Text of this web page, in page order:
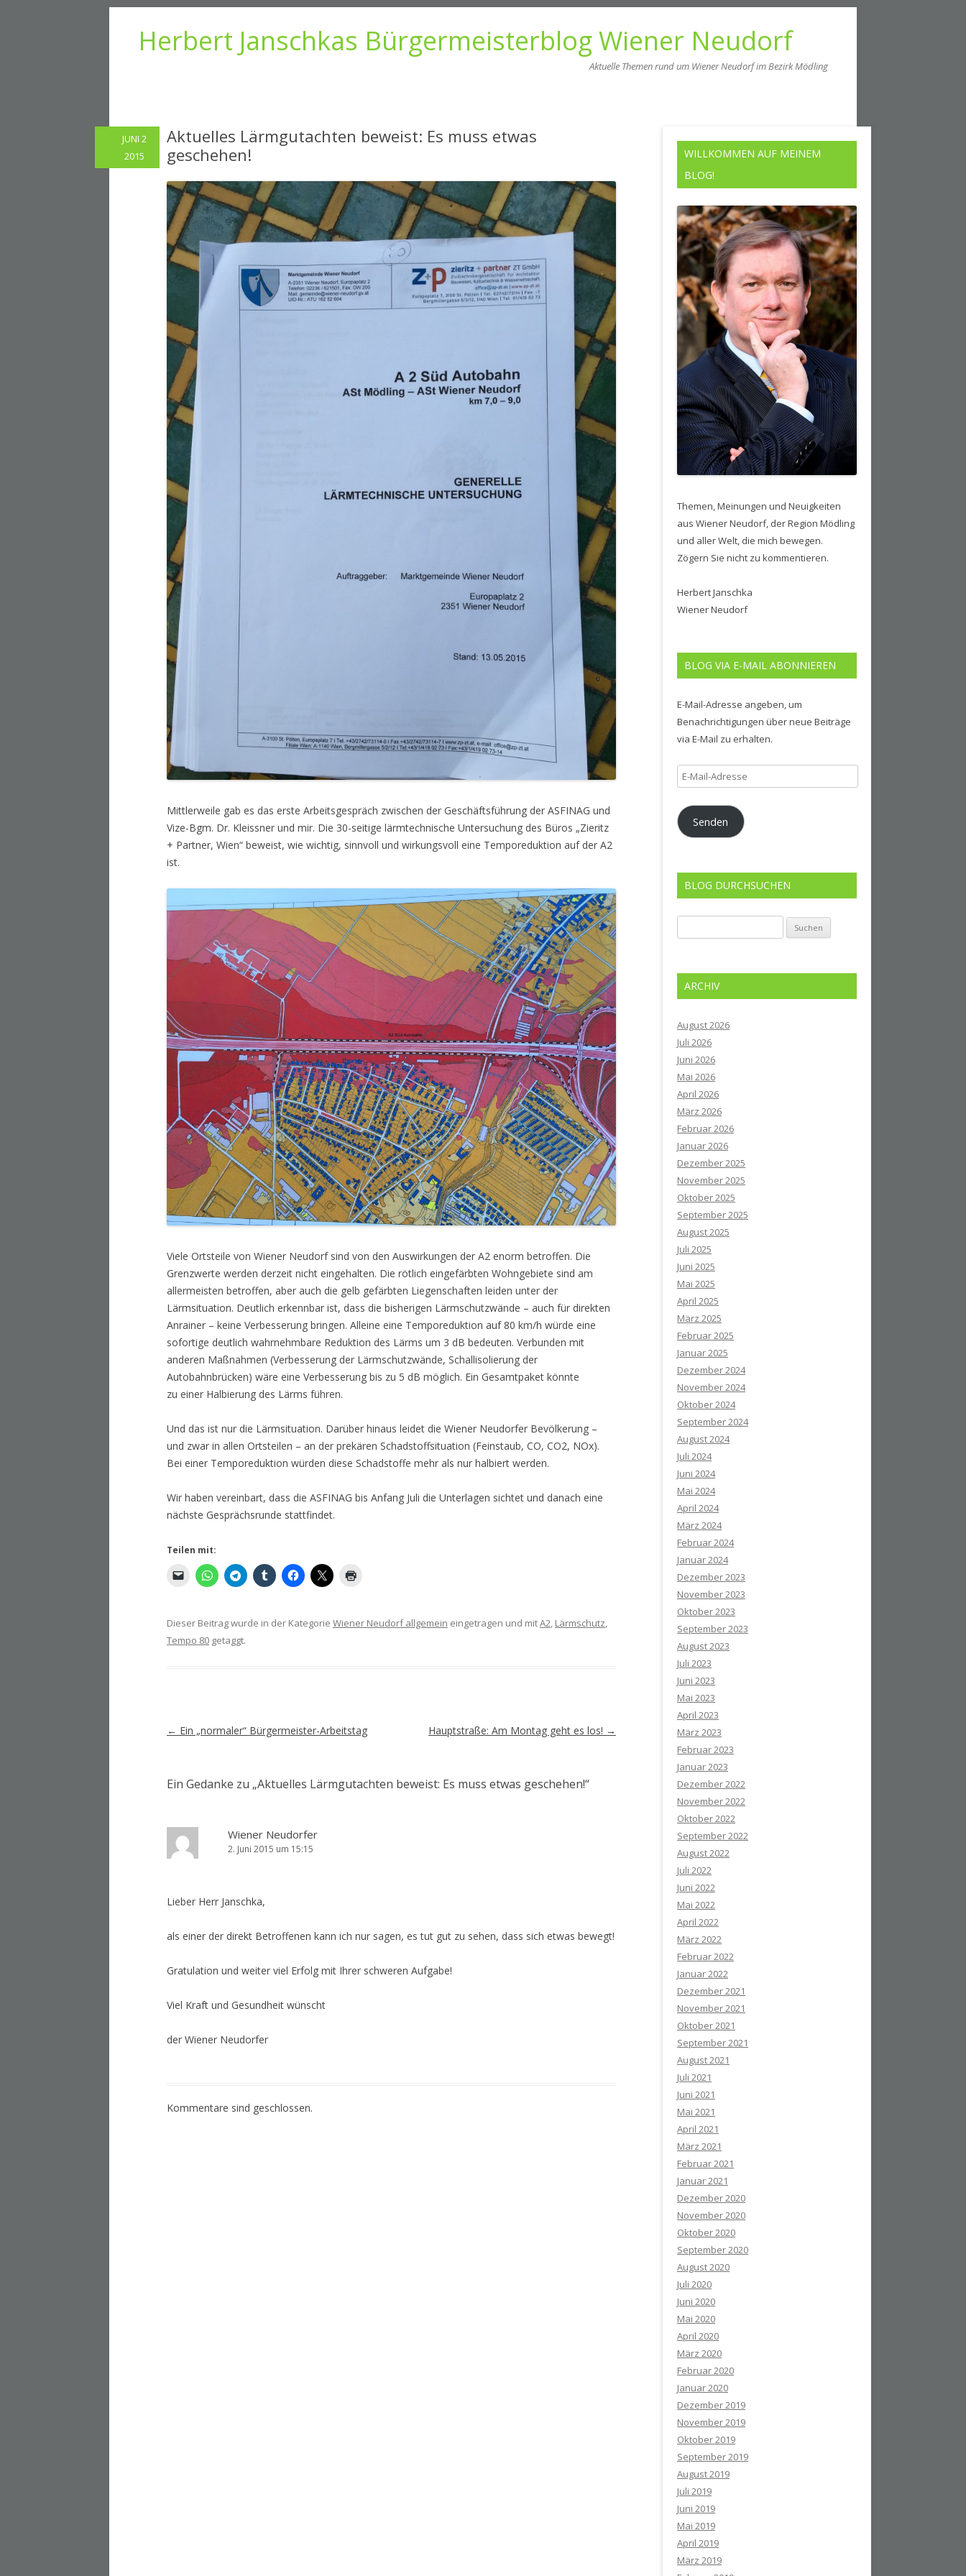
Herbert Janschkas Bürgermeisterblog Wiener Neudorf
Aktuelle Themen rund um Wiener Neudorf im Bezirk Mödling
Aktuelles Lärmgutachten beweist: Es muss etwas
geschehen!
Mittlerweile gab es das erste Arbeitsgespräch zwischen der Geschäftsführung der ASFINAG und
Vize-Bgm. Dr. Kleissner und mir. Die 30-seitige lärmtechnische Untersuchung des Büros „Zieritz
+ Partner, Wien“ beweist, wie wichtig, sinnvoll und wirkungsvoll eine Temporeduktion auf der A2
ist.
Viele Ortsteile von Wiener Neudorf sind von den Auswirkungen der A2 enorm betroffen. Die
Grenzwerte werden derzeit nicht eingehalten. Die rötlich eingefärbten Wohngebiete sind am
allermeisten betroffen, aber auch die gelb gefärbten Liegenschaften leiden unter der
Lärmsituation. Deutlich erkennbar ist, dass die bisherigen Lärmschutzwände – auch für direkten
Anrainer – keine Verbesserung bringen. Alleine eine Temporeduktion auf 80 km/h würde eine
sofortige deutlich wahrnehmbare Reduktion des Lärms um 3 dB bedeuten. Verbunden mit
anderen Maßnahmen (Verbesserung der Lärmschutzwände, Schallisolierung der
Autobahnbrücken) wäre eine Verbesserung bis zu 5 dB möglich. Ein Gesamtpaket könnte
zu einer Halbierung des Lärms führen.
Und das ist nur die Lärmsituation. Darüber hinaus leidet die Wiener Neudorfer Bevölkerung –
und zwar in allen Ortsteilen – an der prekären Schadstoffsituation (Feinstaub, CO, CO2, NOx).
Bei einer Temporeduktion würden diese Schadstoffe mehr als nur halbiert werden.
Wir haben vereinbart, dass die ASFINAG bis Anfang Juli die Unterlagen sichtet und danach eine
nächste Gesprächsrunde stattfindet.
Teilen mit:
Dieser Beitrag wurde in der Kategorie Wiener Neudorf allgemein eingetragen und mitA2, Lärmschutz,
Tempo 80 getaggt.
JUNI 2
2015
Artikel-
← Ein „normaler“ Bürgermeister-Arbeitstag Hauptstraße: Am Montag geht es los! →
Ein Gedanke zu „Aktuelles Lärmgutachten beweist: Es muss etwas geschehen!“
Wiener Neudorfer
2. Juni 2015 um 15:15
Lieber Herr Janschka,
als einer der direkt Betroffenen kann ich nur sagen, es tut gut zu sehen, dass sich etwas bewegt!
Gratulation und weiter viel Erfolg mit Ihrer schweren Aufgabe!
Viel Kraft und Gesundheit wünscht
der Wiener Neudorfer
Kommentare sind geschlossen.
WILLKOMMEN AUF MEINEM
BLOG!
Themen, Meinungen und Neuigkeiten
aus Wiener Neudorf, der Region Mödling
und aller Welt, die mich bewegen.
Zögern Sie nicht zu kommentieren.
Herbert Janschka
Wiener Neudorf
BLOG VIA E-MAIL ABONNIEREN
E-Mail-Adresse angeben, um
Benachrichtigungen über neue Beiträge
via E-Mail zu erhalten.
E-
Mail-
Adresse
Senden
BLOG DURCHSUCHEN
nach:
ARCHIV
August 2026
Juli 2026
Juni 2026
Mai 2026
April 2026
März 2026
Februar 2026
Januar 2026
Dezember 2025
November 2025
Oktober 2025
September 2025
August 2025
Juli 2025
Juni 2025
Mai 2025
April 2025
März 2025
Februar 2025
Januar 2025
Dezember 2024
November 2024
Oktober 2024
September 2024
August 2024
Juli 2024
Juni 2024
Mai 2024
April 2024
März 2024
Februar 2024
Januar 2024
Dezember 2023
November 2023
Oktober 2023
September 2023
August 2023
Juli 2023
Juni 2023
Mai 2023
April 2023
März 2023
Februar 2023
Januar 2023
Dezember 2022
November 2022
Oktober 2022
September 2022
August 2022
Juli 2022
Juni 2022
Mai 2022
April 2022
März 2022
Februar 2022
Januar 2022
Dezember 2021
November 2021
Oktober 2021
September 2021
August 2021
Juli 2021
Juni 2021
Mai 2021
April 2021
März 2021
Februar 2021
Januar 2021
Dezember 2020
November 2020
Oktober 2020
September 2020
August 2020
Juli 2020
Juni 2020
Mai 2020
April 2020
März 2020
Februar 2020
Januar 2020
Dezember 2019
November 2019
Oktober 2019
September 2019
August 2019
Juli 2019
Juni 2019
Mai 2019
April 2019
März 2019